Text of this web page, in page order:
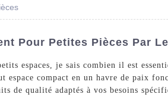
Pour Petites Pièces Par
espaces, je sais combien il est
compact en un havre de paix
de qualité adaptés à vos besoins